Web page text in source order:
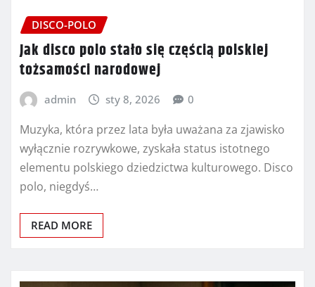
DISCO-POLO
Jak disco polo stało się częścią polskiej
tożsamości narodowej
admin sty 8, 2026 0
Muzyka, która przez lata była uważana za zjawisko
wyłącznie rozrywkowe, zyskała status istotnego
elementu polskiego dziedzictwa kulturowego. Disco
polo, niegdyś…
READ MORE